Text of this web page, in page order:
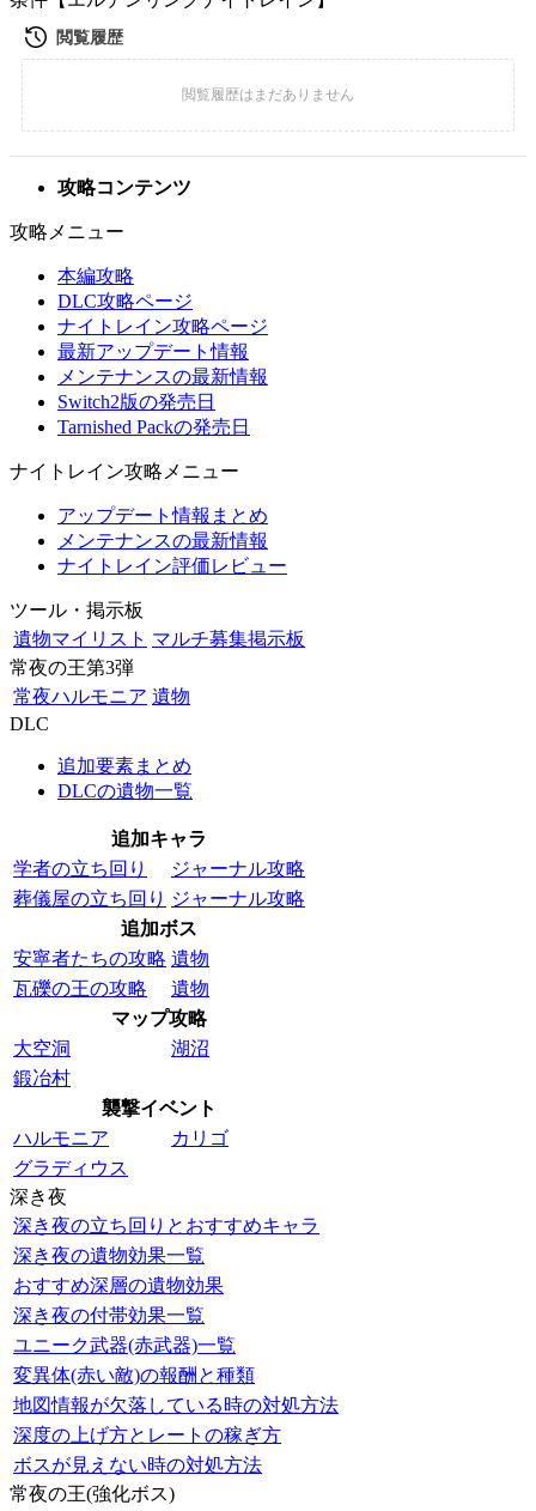
攻略コンテンツ
攻略メニュー
本編攻略
DLC攻略ページ
ナイトレイン攻略ページ
最新アップデート情報
メンテナンスの最新情報
Switch2版の発売日
Tarnished Packの発売日
ナイトレイン攻略メニュー
アップデート情報まとめ
メンテナンスの最新情報
ナイトレイン評価レビュー
ツール・掲示板
遺物マイリスト マルチ募集掲示板
常夜の王第3弾
常夜ハルモニア 遺物
DLC
追加要素まとめ
DLCの遺物一覧
追加キャラ
学者の立ち回り
ジャーナル攻略
葬儀屋の立ち回り ジャーナル攻略
追加ボス
安寧者たちの攻略 遺物
瓦礫の王の攻略
遺物
マップ攻略
大空洞
湖沼
鍛冶村
襲撃イベント
ハルモニア
カリゴ
グラディウス
深き夜
深き夜の立ち回りとおすすめキャラ
深き夜の遺物効果一覧
おすすめ深層の遺物効果
深き夜の付帯効果一覧
ユニーク武器(赤武器)一覧
変異体(赤い敵)の報酬と種類
地図情報が欠落している時の対処方法
深度の上げ方とレートの稼ぎ方
ボスが見えない時の対処方法
常夜の王(強化ボス)